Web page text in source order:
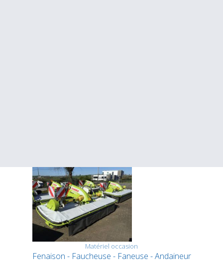
Matériel occasion
Fenaison - Faucheuse - Faneuse - Andaineur